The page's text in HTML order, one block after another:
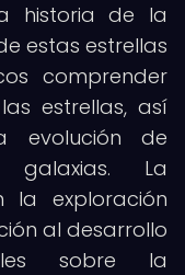
historia de la
estas estrellas
comprender
estrellas, así
evolución de
galaxias. La
la exploración
al desarrollo
sobre la